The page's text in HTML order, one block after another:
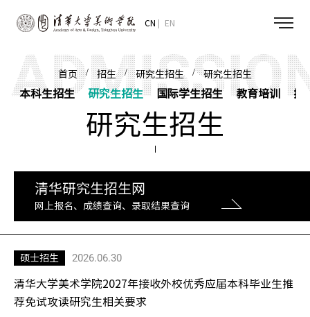
CN EN
首页/招生/研究生招生 /研究生招生
本科生招生 研究生招生 国际学生招生 教育培训 招
研究生招生
清华研究生招生网
网上报名、成绩查询、录取结果查询
硕士招生 2026.06.30
清华大学美术学院2027年接收外校优秀应届本科毕业生推
荐免试攻读研究生相关要求